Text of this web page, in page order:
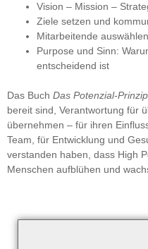
Vision – Mission –
Ziele setzen und
Mitarbeitende
Purpose und Sinn:
entscheidend ist
Das Buch Das Potenzial-Prinzip
bereit sind, Verantwortung für
übernehmen – für ihren
Team, für Entwicklung und
verstanden haben, dass High
Menschen aufblühen und